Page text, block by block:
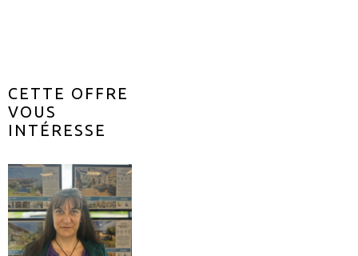
CETTE OFFRE
VOUS
INTÉRESSE